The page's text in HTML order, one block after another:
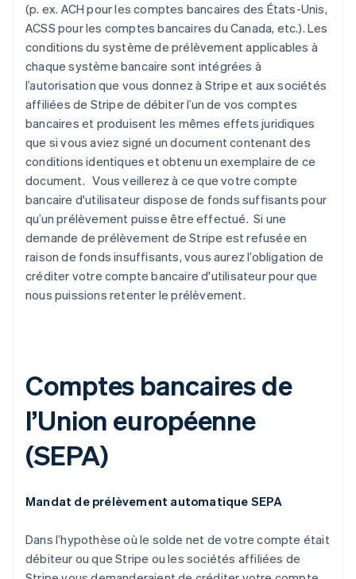
(p. ex. ACH pour les comptes bancaires des États-Unis,
ACSS pour les comptes bancaires du Canada, etc.). Les
conditions du système de prélèvement applicables à
chaque système bancaire sont intégrées à
l’autorisation que vous donnez à Stripe et aux sociétés
affiliées de Stripe de débiter l’un de vos comptes
bancaires et produisent les mêmes effets juridiques
que si vous aviez signé un document contenant des
conditions identiques et obtenu un exemplaire de ce
document. Vous veillerez à ce que votre compte
bancaire d'utilisateur dispose de fonds suffisants pour
qu’un prélèvement puisse être effectué. Si une
demande de prélèvement de Stripe est refusée en
raison de fonds insuffisants, vous aurez l’obligation de
créditer votre compte bancaire d'utilisateur pour que
nous puissions retenter le prélèvement.
Comptes bancaires de
l’Union européenne
(SEPA)
Mandat de prélèvement automatique SEPA
Dans l’hypothèse où le solde net de votre compte était
débiteur ou que Stripe ou les sociétés affiliées de